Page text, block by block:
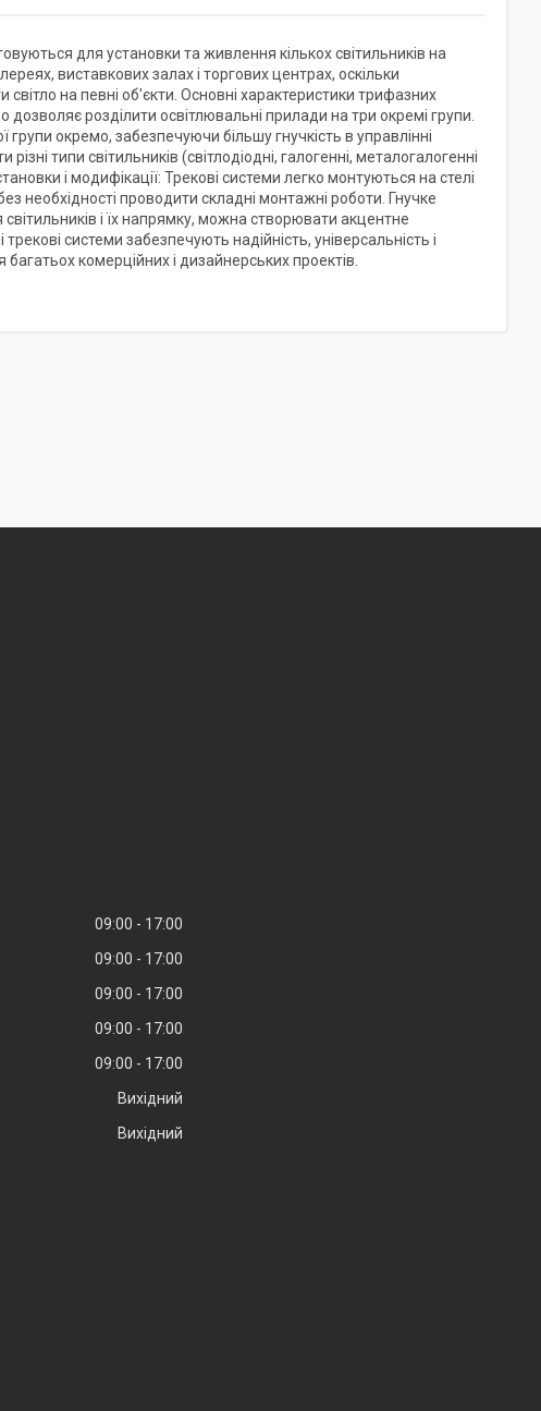
для установки та живлення кількох світильників на
виставкових залах і торгових центрах, оскільки
на певні об'єкти. Основні характеристики трифазних
розділити освітлювальні прилади на три окремі групи.
окремо, забезпечуючи більшу гнучкість в управлінні
типи світильників (світлодіодні, галогенні, металогалогенні
і модифікації: Трекові системи легко монтуються на стелі
необхідності проводити складні монтажні роботи. Гнучке
і їх напрямку, можна створювати акцентне
системи забезпечують надійність, універсальність і
комерційних і дизайнерських проектів.
09:00
17:00
09:00
17:00
09:00
17:00
09:00
17:00
09:00
17:00
Вихідний
Вихідний